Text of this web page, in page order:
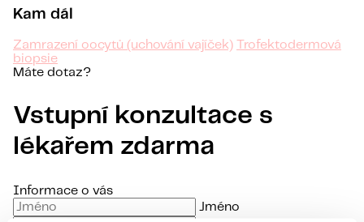
Kam dál
Zamrazení oocytů (uchování vajíček)
Trofektodermová
biopsie
Máte dotaz?
Vstupní konzultace s
lékařem zdarma
Informace o vás
Jméno